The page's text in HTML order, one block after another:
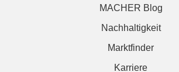
MACHER Blog
Nachhaltigkeit
Marktfinder
Karriere